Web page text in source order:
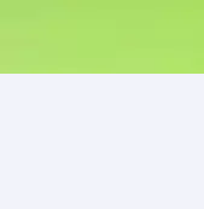
content